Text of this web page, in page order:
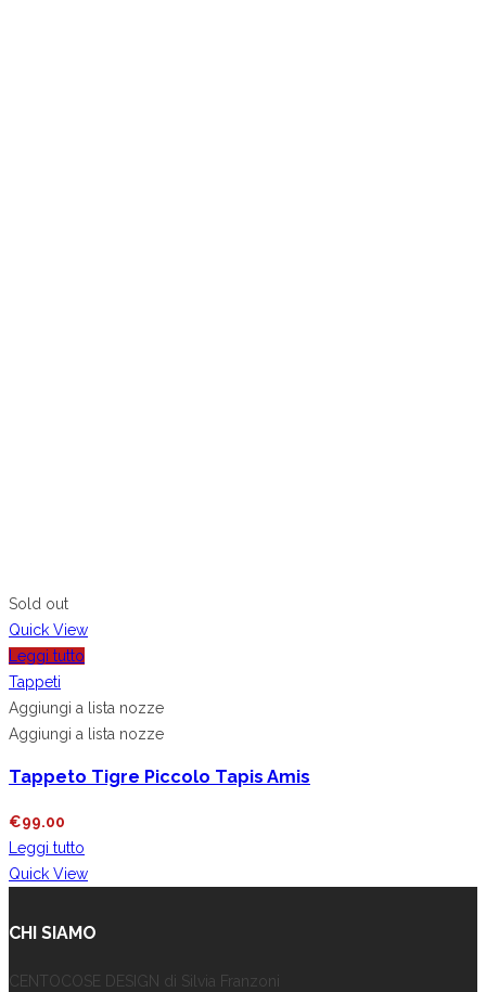
Sold out
Quick View
Leggi tutto
Tappeti
Aggiungi a lista nozze
Aggiungi a lista nozze
Tappeto Tigre Piccolo Tapis Amis
€99.00
Leggi tutto
Quick View
CHI SIAMO
CENTOCOSE DESIGN di Silvia Franzoni